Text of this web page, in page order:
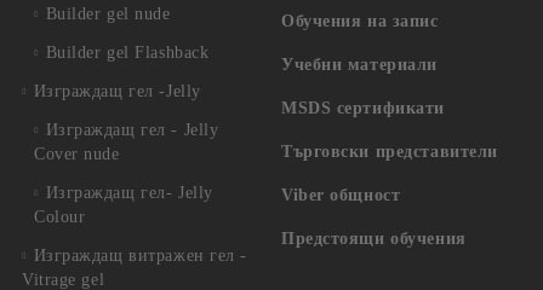
Builder gel nude
Builder gel Flashback
Изграждащ гел -Jelly
Изграждащ гел - Jelly
Cover nude
Изграждащ гел- Jelly
Colour
Изграждащ витражен гел -
Vitrage gel
Обучения на запис
Учебни материали
MSDS сертификати
Търговски представители
Viber общност
Предстоящи обучения